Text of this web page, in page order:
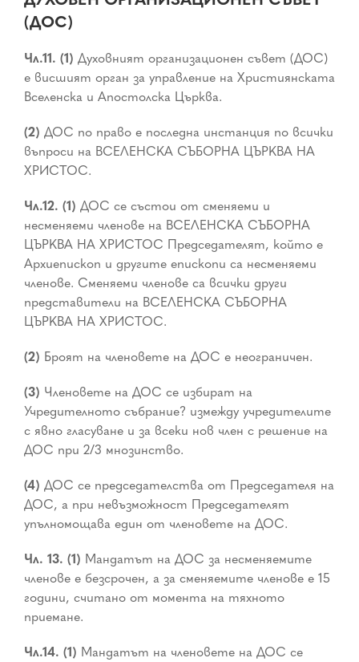
(ДОС)
Чл.11. (1) Духовният организационен съвет (ДОС)
е висшият орган за управление на Християнската
Вселенска и Апостолска Църква.
(2) ДОС по право е последна инстанция по всички
въпроси на ВСЕЛЕНСКА СЪБОРНА ЦЪРКВА НА
ХРИСТОС.
Чл.12. (1) ДОС се състои от сменяеми и
несменяеми членове на ВСЕЛЕНСКА СЪБОРНА
ЦЪРКВА НА ХРИСТОС Председателят, който е
Архиепископ и другите епископи са несменяеми
членове. Сменяеми членове са всички други
представители на ВСЕЛЕНСКА СЪБОРНА
ЦЪРКВА НА ХРИСТОС.
(2) Броят на членовете на ДОС е неограничен.
(3) Членовете на ДОС се избират на
Учредителното събрание? измежду учредителите
с явно гласуване и за всеки нов член с решение на
ДОС при 2/3 мнозинство.
(4) ДОС се председателства от Председателя на
ДОС, а при невъзможност Председателят
упълномощава един от членовете на ДОС.
Чл. 13. (1) Мандатът на ДОС за несменяемите
членове е безсрочен, а за сменяемите членове е 15
години, считано от момента на тяхното
приемане.
Чл.14. (1) Мандатът на членовете на ДОС се